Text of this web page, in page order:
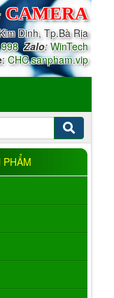
CAMERA
Dinh, Tp.Bà Rịa
Zalo: WinTech
: CHC.sanpham.vip
PHẨM